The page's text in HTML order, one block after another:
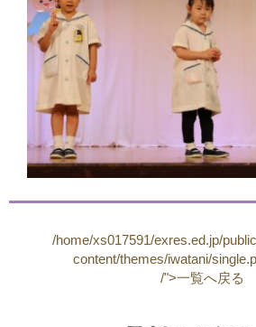
/home/xs017591/exres.ed.jp/
content/themes/iwatani/
/">一覧へ戻る